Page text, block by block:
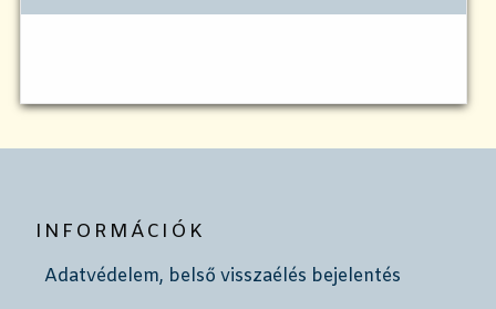
INFORMÁCIÓK
Adatvédelem, belső visszaélés bejelentés